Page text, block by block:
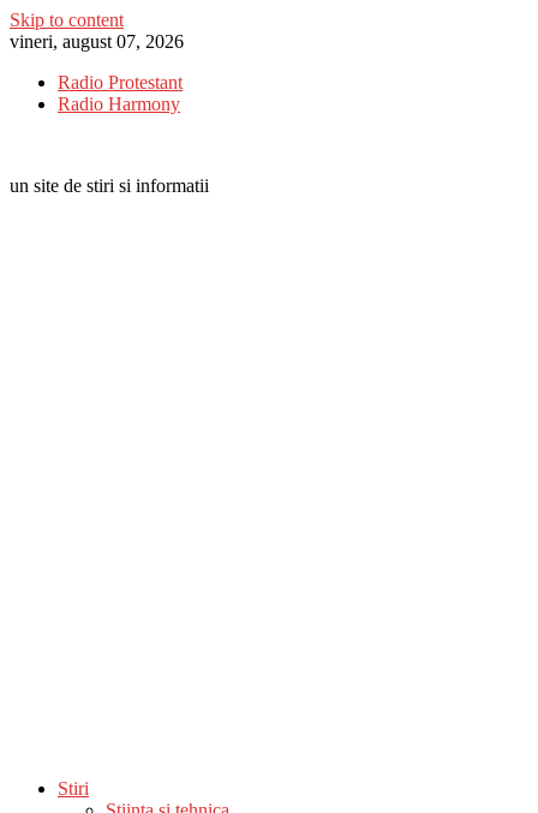
Skip to content
vineri, august 07, 2026
Radio Protestant
Radio Harmony
un site de stiri si informatii
Stiri